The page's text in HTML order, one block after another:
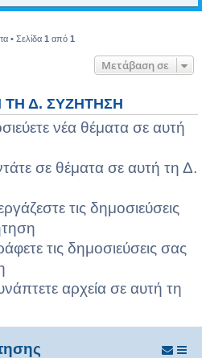
• Σελίδα 1 από 1
Μετάβαση σε
ΤΗ Δ. ΣΥΖΉΤΗΣΗ
νέα θέματα σε αυτή
σε θέματα σε αυτή τη Δ.
τις δημοσιεύσεις
τις δημοσιεύσεις σας
αρχεία σε αυτή τη